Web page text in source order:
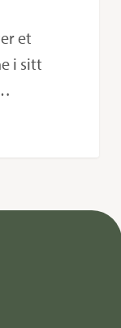
et
i sitt